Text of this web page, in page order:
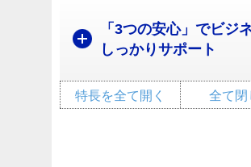
「3つの安心」でビジ
しっかりサポート
全て閉
特長を全て開く